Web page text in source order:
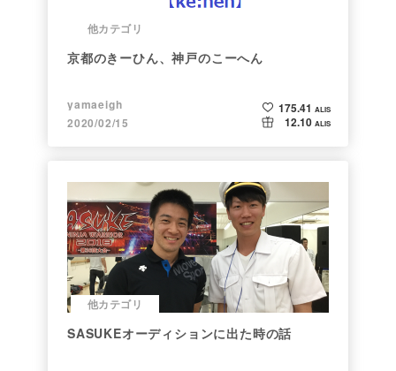
他カテゴリ
京都のきーひん、神戸のこーへん
yamaeigh
2020/02/15
175.41 ALIS
12.10 ALIS
他カテゴリ
SASUKEオーディションに出た時の話